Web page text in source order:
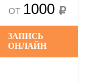
ОТ 1000
ЗАПИСЬ
ОНЛАЙН